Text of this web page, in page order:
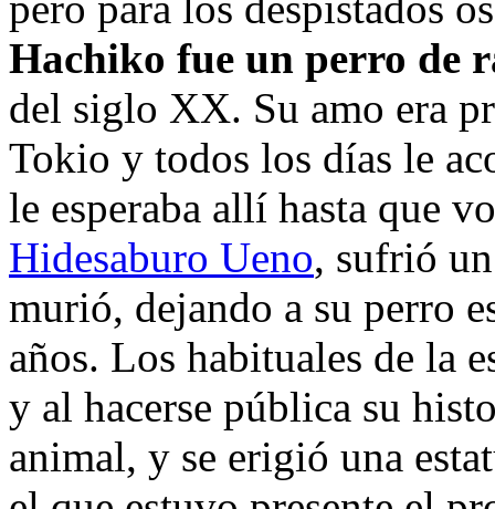
Hachiko fue un perro de
del siglo XX. Su amo era
Tokio y todos los días le
le esperaba allí hasta que
Hidesaburo Ueno, sufrió
murió, dejando a su perro
años. Los habituales de la
y al hacerse pública su
animal, y se erigió una